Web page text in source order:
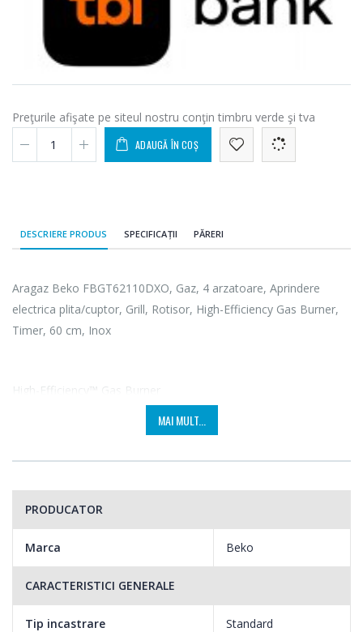
Preţurile afişate pe siteul nostru conţin timbru verde şi tva
ADAUGĂ ÎN COȘ
DESCRIERE PRODUS SPECIFICAȚII PĂRERI
Aragaz Beko FBGT62110DXO, Gaz, 4 arzatoare, Aprindere
electrica plita/cuptor, Grill, Rotisor, High-Efficiency Gas Burner,
Timer, 60 cm, Inox
High-Efficiency™ Gas Burner
Arzatoarele cu eficienta ridicata de la Beko iti vor oferi
putea astfel gati mult mai economic si mai repede.
MAI MULT...
PRODUCATOR
Marca Beko
CARACTERISTICI GENERALE
Tip incastrare Standard